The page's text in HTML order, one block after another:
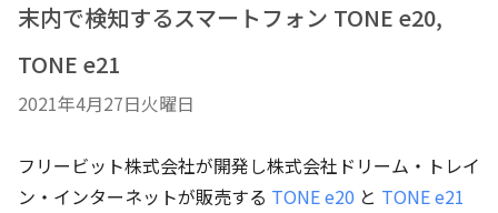
末内で検知するスマートフォン TONE e20,
TONE e21
2021年4月27日火曜日
フリービット株式会社が開発し株式会社ドリーム・トレイ
ン・インターネットが販売する TONE e20 と TONE e21